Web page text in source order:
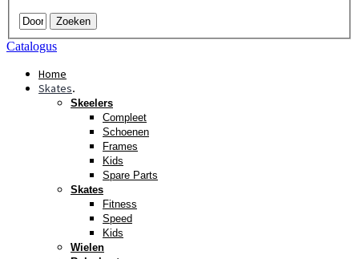
Zoeken
Catalogus
Home
Skates.
Skeelers
Compleet
Schoenen
Frames
Kids
Spare Parts
Skates
Fitness
Speed
Kids
Wielen